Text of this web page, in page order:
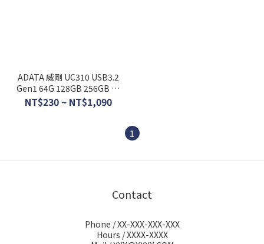
ADATA 威剛 UC310 USB3.2
Gen1 64G 128GB 256GB 旋
轉隨身碟
NT$230 ~ NT$1,090
1
Contact
Phone / XX-XXX-XXX-XXX
Hours / XXXX-XXXX